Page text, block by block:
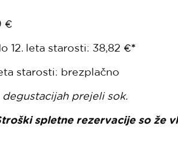
€
12. leta starosti: 38,82 €*
starosti: brezplačno
prejeli sok.
spletne rezervacije so že